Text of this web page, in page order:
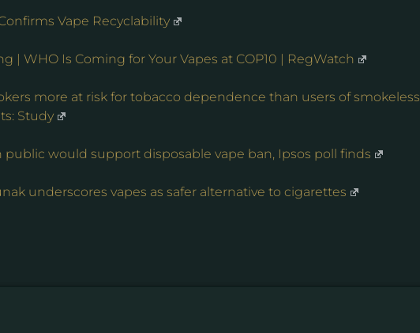
Vape Recyclability
| WHO Is Coming for Your Vapes at COP10 | RegWatch
more at risk for tobacco dependence than users of smokeless
Study
public would support disposable vape ban, Ipsos poll finds
underscores vapes as safer alternative to cigarettes